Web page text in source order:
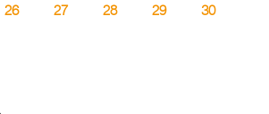
26 27 28 29 30